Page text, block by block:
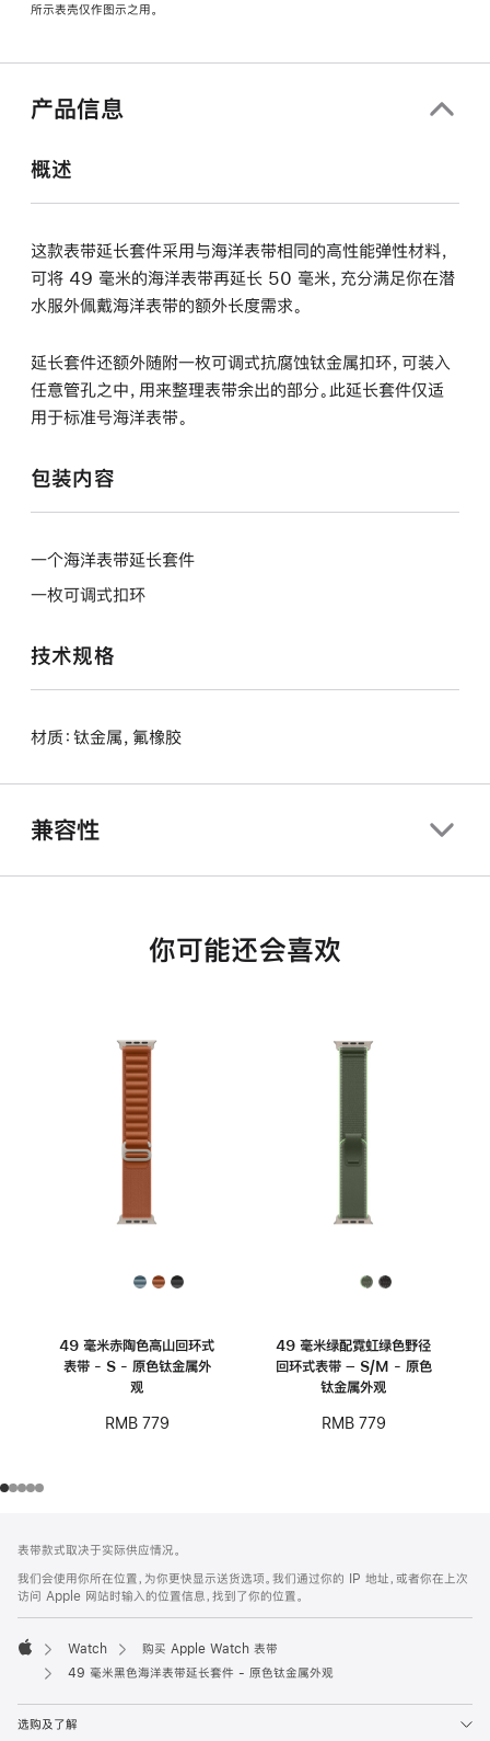
中
所示表壳仅作图示之用。
产品信息
概述
这款表带延长套件采用与海洋表带相同的高性能弹性材料，
可将 49 毫米的海洋表带再延长 50 毫米，充分满足你在潜
水服外佩戴海洋表带的额外长度需求。
延长套件还额外随附一枚可调式抗腐蚀钛金属扣环，可装入
任意管孔之中，用来整理表带余出的部分。此延长套件仅适
用于标准号海洋表带。
包装内容
一个海洋表带延长套件
一枚可调式扣环
技术规格
材质：钛金属，氟橡胶
兼容性
你可能还会喜欢
49 毫米赤陶色高山回环式
表带 - S - 原色钛金属外
观
RMB 779
49 毫米绿配霓虹绿色野径
回环式表带 – S/M - 原色
钛金属外观
RMB 779
页
页
脚
注
表带款式取决于实际供应情况。
我们会使用你所在位置，为你更快显示送货选项。我们通过你的 IP 地址，或者你在上次
访问 Apple 网站时输入的位置信息，找到了你的位置。
Apple
Watch
购买 Apple Watch 表带
49 毫米黑色海洋表带延长套件 - 原色钛金属外观
选购及了解